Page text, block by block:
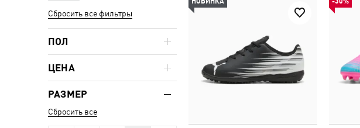
Сбросить все фильтры
ПОЛ
ЦЕНА
РАЗМЕР
Сбросить все